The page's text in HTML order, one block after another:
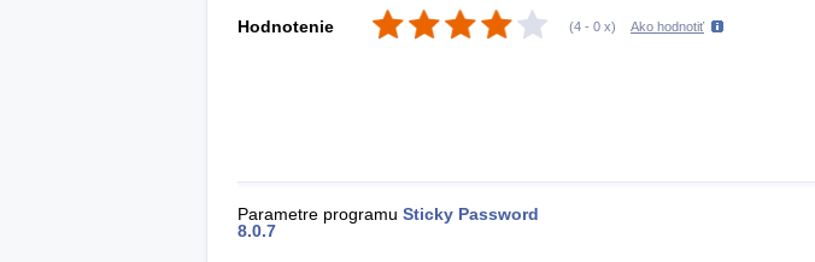
Hodnotenie (4 - 0 x) Ako hodnotiť
Parametre programu Sticky Password
8.0.7